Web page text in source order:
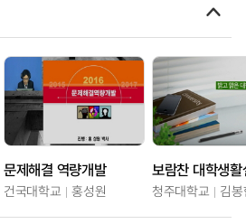
문제해결 역량개발
건국대학교 홍성원
보람찬 대학생
청주대학교 김